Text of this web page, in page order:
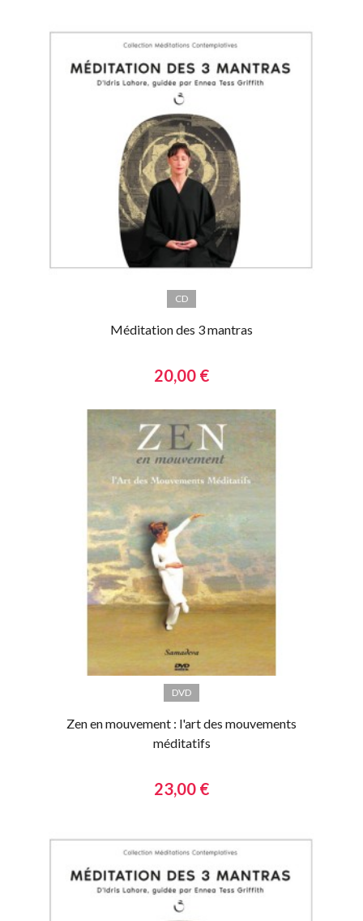
CD
Méditation des 3 mantras
20,00 €
DVD
Zen en mouvement : l'art des mouvements
méditatifs
23,00 €